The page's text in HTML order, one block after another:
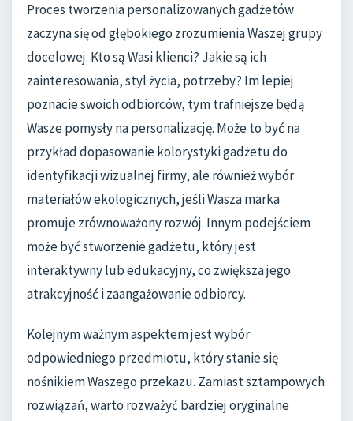
Proces tworzenia personalizowanych gadżetów
zaczyna się od głębokiego zrozumienia Waszej grupy
docelowej. Kto są Wasi klienci? Jakie są ich
zainteresowania, styl życia, potrzeby? Im lepiej
poznacie swoich odbiorców, tym trafniejsze będą
Wasze pomysły na personalizację. Może to być na
przykład dopasowanie kolorystyki gadżetu do
identyfikacji wizualnej firmy, ale również wybór
materiałów ekologicznych, jeśli Wasza marka
promuje zrównoważony rozwój. Innym podejściem
może być stworzenie gadżetu, który jest
interaktywny lub edukacyjny, co zwiększa jego
atrakcyjność i zaangażowanie odbiorcy.
Kolejnym ważnym aspektem jest wybór
odpowiedniego przedmiotu, który stanie się
nośnikiem Waszego przekazu. Zamiast sztampowych
rozwiązań, warto rozważyć bardziej oryginalne